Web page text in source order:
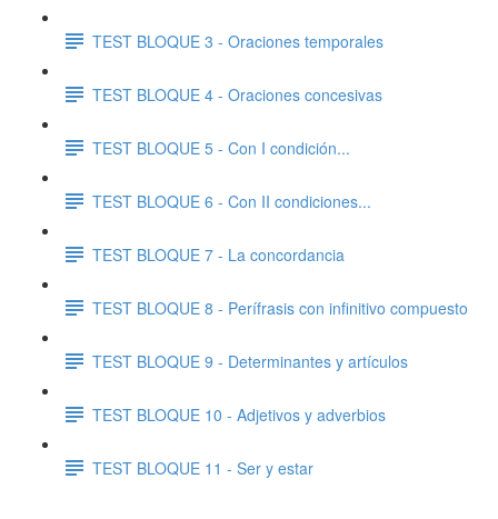
TEST BLOQUE 3 - Oraciones temporales
TEST BLOQUE 4 - Oraciones concesivas
TEST BLOQUE 5 - Con I condición...
TEST BLOQUE 6 - Con II condiciones...
TEST BLOQUE 7 - La concordancia
TEST BLOQUE 8 - Perífrasis con infinitivo compuesto
TEST BLOQUE 9 - Determinantes y artículos
TEST BLOQUE 10 - Adjetivos y adverbios
TEST BLOQUE 11 - Ser y estar